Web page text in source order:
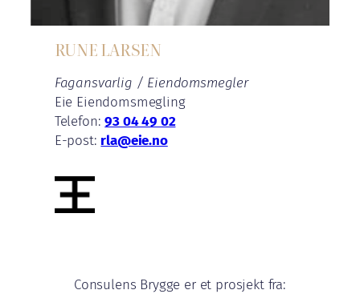
RUNE LARSEN
Fagansvarlig / Eiendomsmegler
Eie Eiendomsmegling
Telefon:93 04 49 02
E-post: rla@eie.no
Consulens Brygge er et prosjekt fra: